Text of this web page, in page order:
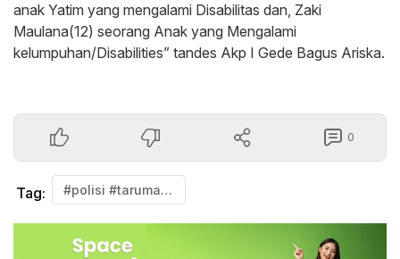
anak Yatim yang mengalami Disabilitas dan, Zaki
Maulana(12) seorang Anak yang Mengalami
kelumpuhan/Disabilities” tandes Akp I Gede Bagus Ariska.
0
Tag: #polisi #tarumajaya